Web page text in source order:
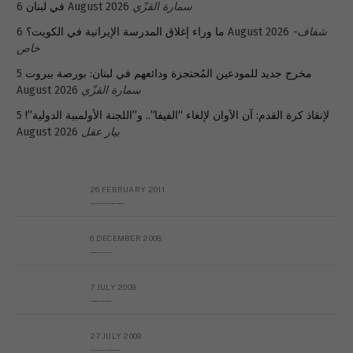
في لبنان 6 August 2026 سمارة القزّي
ما وراء إغلاق المدرسة الإيرانية في الكويت؟ 6 August 2026 شفاف-
خاص
مخرج جديد للمودعين المُحتجزة ودائعهم في لبنان: بورصة بيروت 5
August 2026 سمارة القزّي
لإنقاذ كرة القدم: آن الآوان لإلغاء “الفيفا”.. و”اللجنة الأولمبية الدولية”! 5
August 2026 بيار عقل
26 FEBRUARY 2011
6 DECEMBER 2008
7 JULY 2009
27 JULY 2009